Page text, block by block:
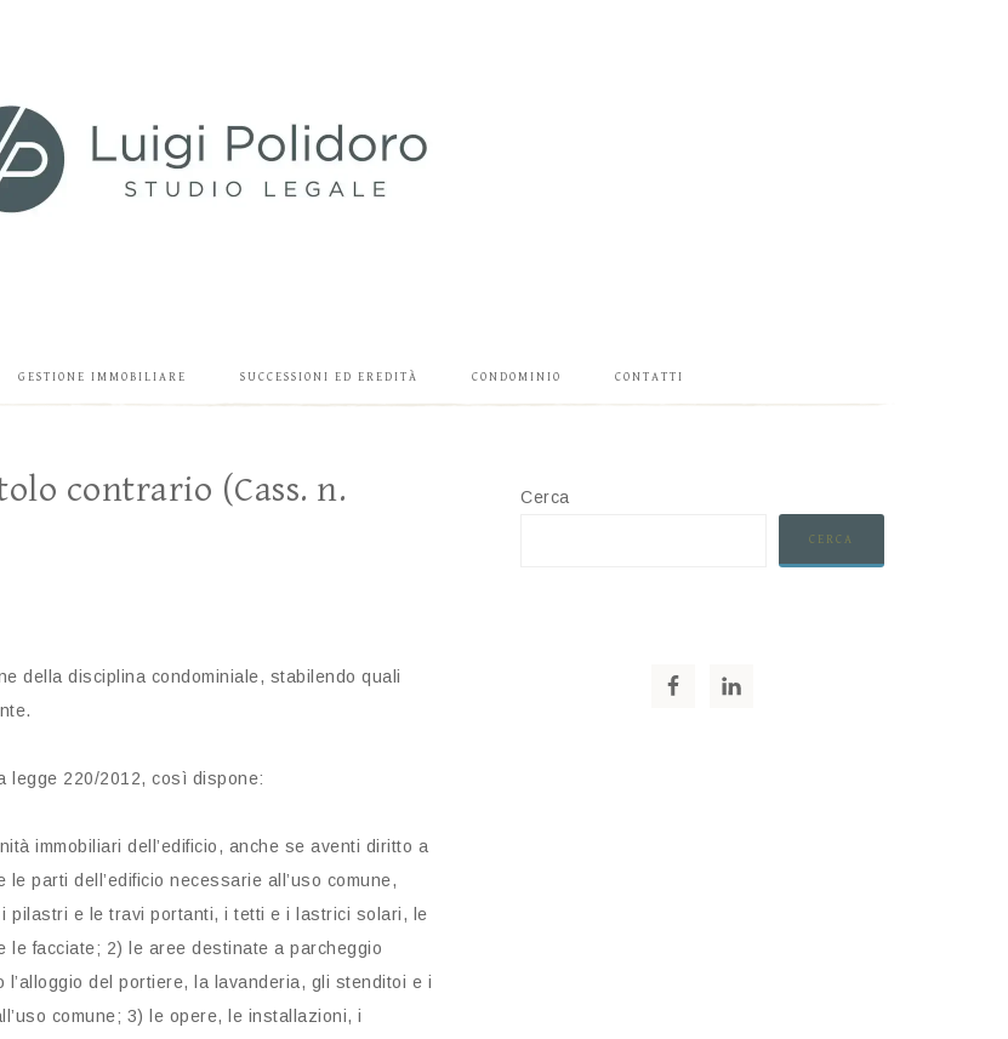
GESTIONE IMMOBILIARE SUCCESSIONI ED EREDITÀ CONDOMINIO CONTATTI
contrario (Cass. n.
della disciplina condominiale, stabilendo quali
legge 220/2012, così dispone:
immobiliari dell’edificio, anche se aventi diritto a
parti dell’edificio necessarie all’uso comune,
pilastri e le travi portanti, i tetti e i lastrici solari, le
facciate; 2) le aree destinate a parcheggio
del portiere, la lavanderia, gli stenditoi e i
comune; 3) le opere, le installazioni, i
Cerca
CERCA